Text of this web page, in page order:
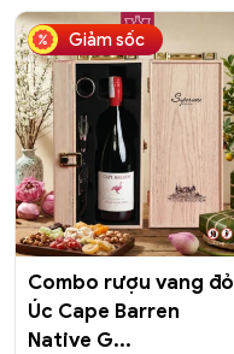
Giảm sốc
Combo rượu vang đỏ
Úc Cape Barren
Native G...